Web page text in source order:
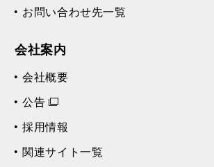
お問い合わせ先一覧
会社案内
会社概要
公告
採用情報
関連サイト一覧